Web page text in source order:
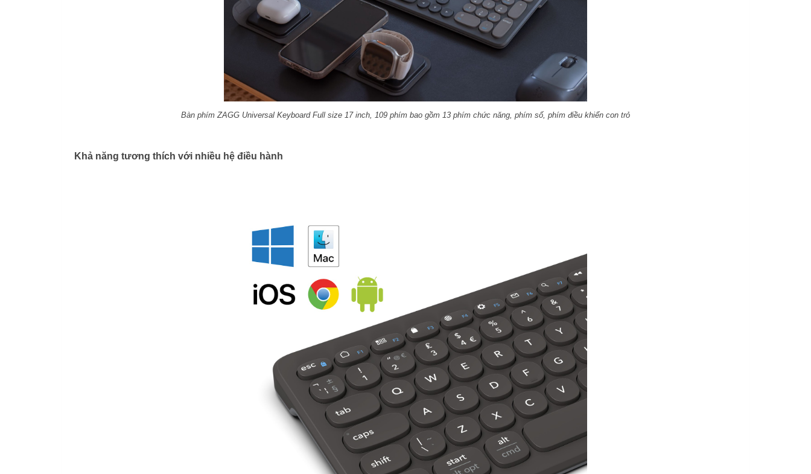
Bàn phím ZAGG Universal Keyboard Full size 17 inch, 109 phím bao gồm 13 phím chức năng, phím số, phím điều khiển con trỏ
Khả năng tương thích với nhiều hệ điều hành